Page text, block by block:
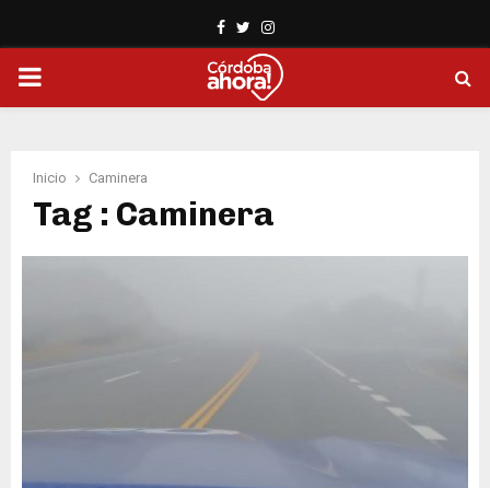
Facebook
TwitterInstagram
PRIMARY
Inicio Caminera
Tag : Caminera